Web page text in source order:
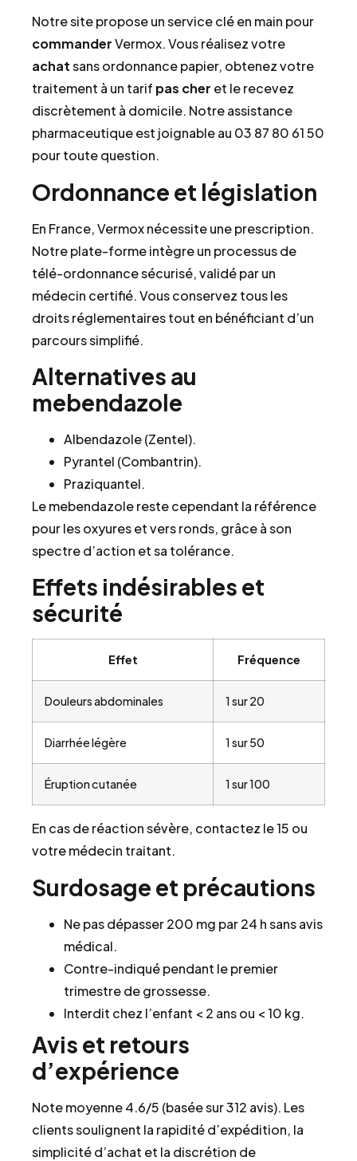
Notre site propose un service clé en main pour
commanderVermox. Vous réalisez votre
achatsans ordonnance papier, obtenez votre
traitement à un tarif pas cher et le recevez
discrètement à domicile. Notre assistance
pharmaceutique est joignable au 03 87 80 61 50
pour toute question.
Ordonnance et législation
En France, Vermox nécessite une prescription.
Notre plate-forme intègre un processus de
télé-ordonnance sécurisé, validé par un
médecin certifié. Vous conservez tous les
droits réglementaires tout en bénéficiant d’un
parcours simplifié.
Alternatives au
mebendazole
Albendazole (Zentel).
Pyrantel (Combantrin).
Praziquantel.
Le mebendazole reste cependant la référence
pour les oxyures et vers ronds, grâce à son
spectre d’action et sa tolérance.
Effets indésirables et
sécurité
Effet Fréquence
Douleurs abdominales 1 sur 20
Diarrhée légère 1 sur 50
Éruption cutanée 1 sur 100
En cas de réaction sévère, contactez le 15 ou
votre médecin traitant.
Surdosage et précautions
Ne pas dépasser 200 mg par 24 h sans avis
médical.
Contre-indiqué pendant le premier
trimestre de grossesse.
Interdit chez l’enfant < 2 ans ou < 10 kg.
Avis et retours
d’expérience
Note moyenne 4.6/5 (basée sur 312 avis). Les
clients soulignent la rapidité d’expédition, la
simplicité d’achat et la discrétion de